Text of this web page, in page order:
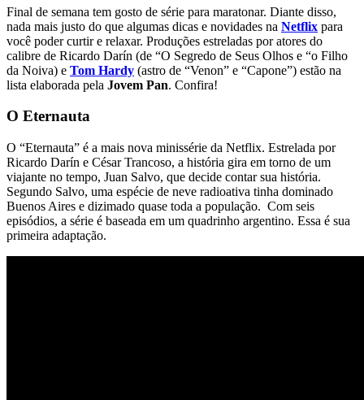
Final de semana tem gosto de série para maratonar. Diante disso,
nada mais justo do que algumas dicas e novidades na Netflix para
você poder curtir e relaxar. Produções estreladas por atores do
calibre de Ricardo Darín (de “O Segredo de Seus Olhos e “o Filho
da Noiva) e Tom Hardy (astro de “Venon” e “Capone”) estão na
lista elaborada pela Jovem Pan. Confira!
O Eternauta
O “Eternauta” é a mais nova minissérie da Netflix. Estrelada por
Ricardo Darín e César Trancoso, a história gira em torno de um
viajante no tempo, Juan Salvo, que decide contar sua história.
Segundo Salvo, uma espécie de neve radioativa tinha dominado
Buenos Aires e dizimado quase toda a população. Com seis
episódios, a série é baseada em um quadrinho argentino. Essa é sua
primeira adaptação.